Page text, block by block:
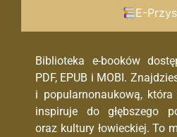
E-
Biblioteka e-booków
PDF, EPUB i MOBI.
i popularnonaukową,
inspiruje do głębszego
oraz kultury łowieckiej. To